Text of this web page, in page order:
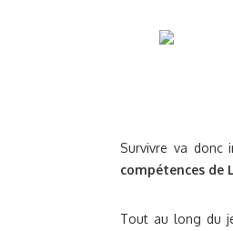
Survivre va donc
compétences de
Tout au long du